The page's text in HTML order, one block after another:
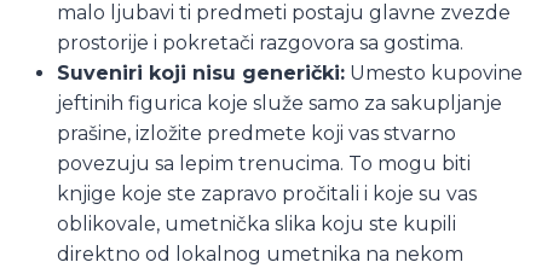
malo ljubavi ti predmeti postaju glavne zvezde
prostorije i pokretači razgovora sa gostima.
Suveniri koji nisu generički: Umesto kupovine
jeftinih figurica koje služe samo za sakupljanje
prašine, izložite predmete koji vas stvarno
povezuju sa lepim trenucima. To mogu biti
knjige koje ste zapravo pročitali i koje su vas
oblikovale, umetnička slika koju ste kupili
direktno od lokalnog umetnika na nekom